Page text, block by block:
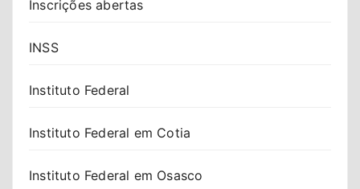
Inscrições abertas
INSS
Instituto Federal
Instituto Federal em Cotia
Instituto Federal em Osasco